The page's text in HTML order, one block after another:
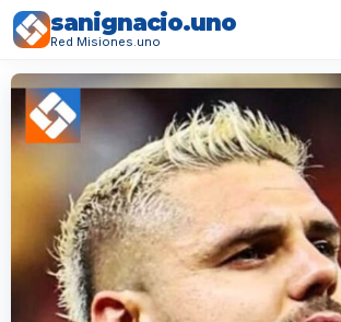
sanignacio.uno
Red Misiones.uno